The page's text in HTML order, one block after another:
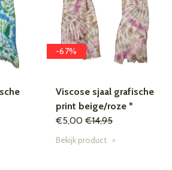
-67%
Viscose sjaal grafische
print beige/roze *
€5,00 €14,95
Bekijk product >